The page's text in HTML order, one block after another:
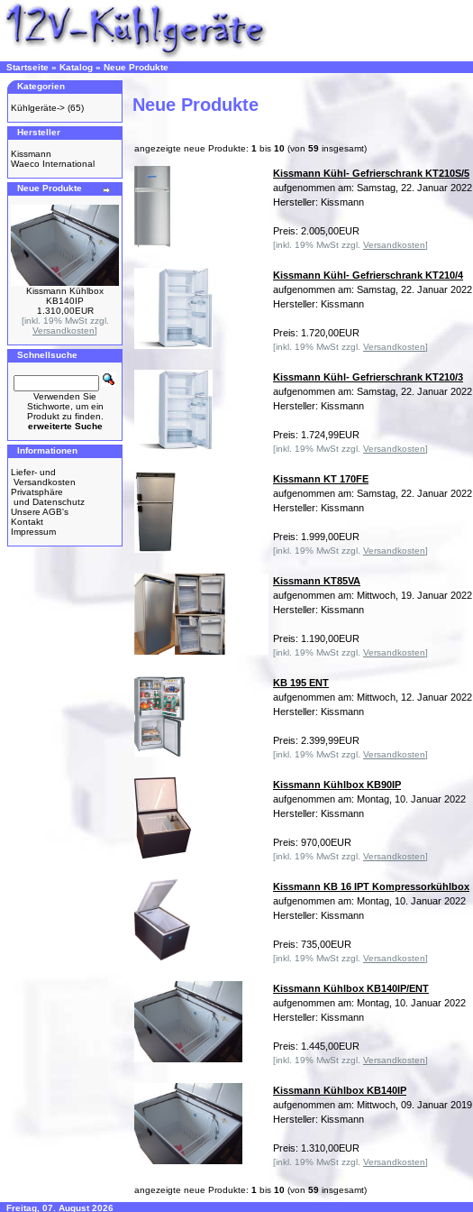
Startseite » Katalog » Neue Produkte
Kategorien
Kühlgeräte-> (65)
Hersteller
Kissmann
Waeco International
Neue Produkte
Kissmann Kühlbox
KB140IP
1.310,00EUR
[inkl. 19% MwSt zzgl.
Versandkosten]
Schnellsuche
Verwenden Sie
Stichworte, um ein
Produkt zu finden.
erweiterte Suche
Informationen
Liefer- und
Versandkosten
Privatsphäre
und Datenschutz
Unsere AGB's
Kontakt
Impressum
Neue Produkte
angezeigte neue Produkte: 1 bis 10 (von 59 insgesamt)
Kissmann Kühl- Gefrierschrank KT210S/5
aufgenommen am: Samstag, 22. Januar 2022
Hersteller: Kissmann
Preis: 2.005,00EUR
[inkl. 19% MwSt zzgl. Versandkosten]
Kissmann Kühl- Gefrierschrank KT210/4
aufgenommen am: Samstag, 22. Januar 2022
Hersteller: Kissmann
Preis: 1.720,00EUR
[inkl. 19% MwSt zzgl. Versandkosten]
Kissmann Kühl- Gefrierschrank KT210/3
aufgenommen am: Samstag, 22. Januar 2022
Hersteller: Kissmann
Preis: 1.724,99EUR
[inkl. 19% MwSt zzgl. Versandkosten]
Kissmann KT 170FE
aufgenommen am: Samstag, 22. Januar 2022
Hersteller: Kissmann
Preis: 1.999,00EUR
[inkl. 19% MwSt zzgl. Versandkosten]
Kissmann KT85VA
aufgenommen am: Mittwoch, 19. Januar 2022
Hersteller: Kissmann
Preis: 1.190,00EUR
[inkl. 19% MwSt zzgl. Versandkosten]
KB 195 ENT
aufgenommen am: Mittwoch, 12. Januar 2022
Hersteller: Kissmann
Preis: 2.399,99EUR
[inkl. 19% MwSt zzgl. Versandkosten]
Kissmann Kühlbox KB90IP
aufgenommen am: Montag, 10. Januar 2022
Hersteller: Kissmann
Preis: 970,00EUR
[inkl. 19% MwSt zzgl. Versandkosten]
Kissmann KB 16 IPT Kompressorkühlbox
aufgenommen am: Montag, 10. Januar 2022
Hersteller: Kissmann
Preis: 735,00EUR
[inkl. 19% MwSt zzgl. Versandkosten]
Kissmann Kühlbox KB140IP/ENT
aufgenommen am: Montag, 10. Januar 2022
Hersteller: Kissmann
Preis: 1.445,00EUR
[inkl. 19% MwSt zzgl. Versandkosten]
Kissmann Kühlbox KB140IP
aufgenommen am: Mittwoch, 09. Januar 2019
Hersteller: Kissmann
Preis: 1.310,00EUR
[inkl. 19% MwSt zzgl. Versandkosten]
angezeigte neue Produkte: 1 bis 10 (von 59 insgesamt)
Freitag, 07. August 2026